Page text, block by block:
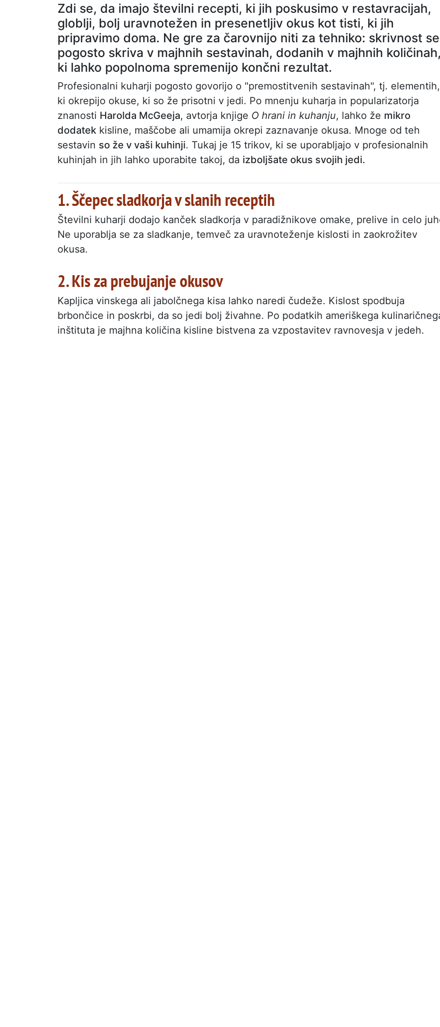
Zdi se, da imajo številni recepti, ki jih poskusimo v restavracijah,
globlji, bolj uravnotežen in presenetljiv okus kot tisti, ki jih
pripravimo doma. Ne gre za čarovnijo niti za tehniko: skrivnost se
pogosto skriva v majhnih sestavinah, dodanih v majhnih
ki lahko popolnoma spremenijo končni rezultat.
Profesionalni kuharji pogosto govorijo o "premostitvenih sestavinah", tj. elementih,
ki okrepijo okuse, ki so že prisotni v jedi. Po mnenju kuharja in popularizatorja
znanosti Harolda McGeeja, avtorja knjige O hrani in kuhanju, lahko že mikro
dodatek kisline, maščobe ali umamija okrepi zaznavanje okusa. Mnoge od teh
sestavin so že v vaši kuhinji. Tukaj je 15 trikov, ki se uporabljajo v profesionalnih
kuhinjah in jih lahko uporabite takoj, da izboljšate okus svojih jedi.
1. Ščepec sladkorja v slanih receptih
Številni kuharji dodajo kanček sladkorja v paradižnikove omake, prelive in celo
Ne uporablja se za sladkanje, temveč za uravnoteženje kislosti in zaokrožitev
okusa.
2. Kis za prebujanje okusov
Kapljica vinskega ali jabolčnega kisa lahko naredi čudeže. Kislost spodbuja
brbončice in poskrbi, da so jedi bolj živahne. Po podatkih ameriškega
inštituta je majhna količina kisline bistvena za vzpostavitev ravnovesja v jedeh.